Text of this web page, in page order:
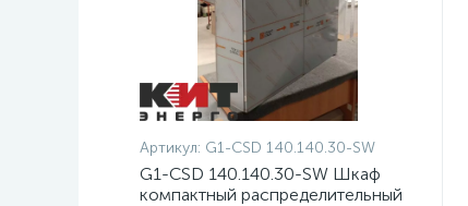
Артикул: G1-CSD 140.140.30-SW
G1-CSD 140.140.30-SW Шкаф
компактный распределительный